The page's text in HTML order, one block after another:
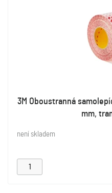
3M Oboustranná
mm,
není skladem